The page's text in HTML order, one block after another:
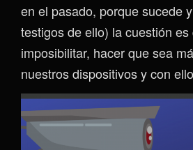
en el pasado, porque sucede
testigos de ello) la cuestión
imposibilitar, hacer que sea
nuestros dispositivos y con